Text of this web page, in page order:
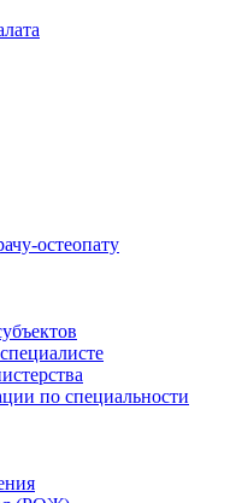
остеопату
по специальности